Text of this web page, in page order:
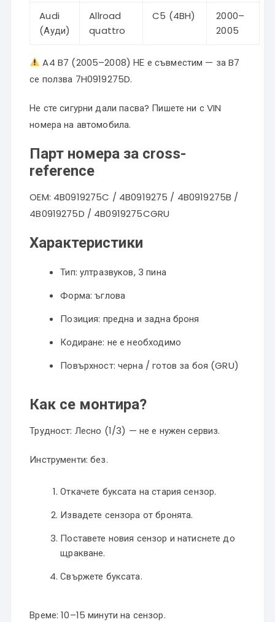
Audi
(Ауди)
Allroad
quattro
C5 (4BH)
2000–
2005
A4 B7 (2005–2008) НЕ е съвместим — за B7
се ползва 7H0919275D.
Не сте сигурни дали пасва? Пишете ни с VIN
номера на автомобила.
Парт номера за cross-
reference
OEM: 4B0919275C / 4B0919275 / 4B0919275B /
4B0919275D / 4B0919275CGRU
Характеристики
Тип: ултразвуков, 3 пина
Форма: ъглова
Позиция: предна и задна броня
Кодиране: не е необходимо
Повърхност: черна / готов за боя (GRU)
Как се монтира?
Трудност: Лесно (1/3) — не е нужен сервиз.
Инструменти: без.
Откачете буксата на стария сензор.
Извадете сензора от бронята.
Поставете новия сензор и натиснете до
щракване.
Свържете буксата.
Време: 10–15 минути на сензор.